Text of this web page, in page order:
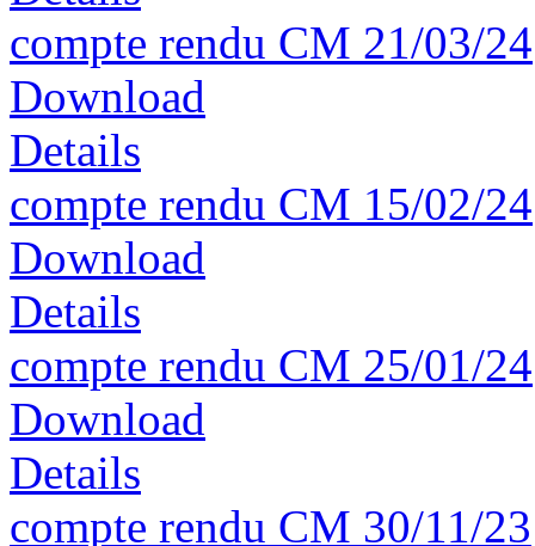
compte rendu CM 21/03/24
Download
Details
compte rendu CM 15/02/24
Download
Details
compte rendu CM 25/01/24
Download
Details
compte rendu CM 30/11/23